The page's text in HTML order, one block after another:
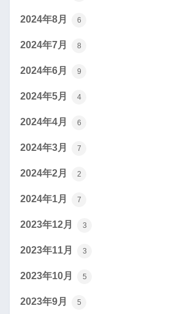
2024年8月 6
2024年7月 8
2024年6月 9
2024年5月 4
2024年4月 6
2024年3月 7
2024年2月 2
2024年1月 7
2023年12月 3
2023年11月 3
2023年10月 5
2023年9月 5